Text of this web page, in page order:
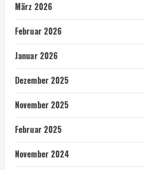
März 2026
Februar 2026
Januar 2026
Dezember 2025
November 2025
Februar 2025
November 2024